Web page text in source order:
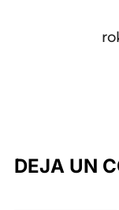
DEJA UN